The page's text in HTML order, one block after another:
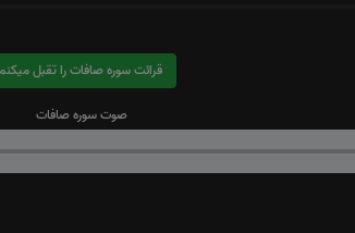
قرائت سوره صافات را تقبل میکنم
صوت سوره صافات